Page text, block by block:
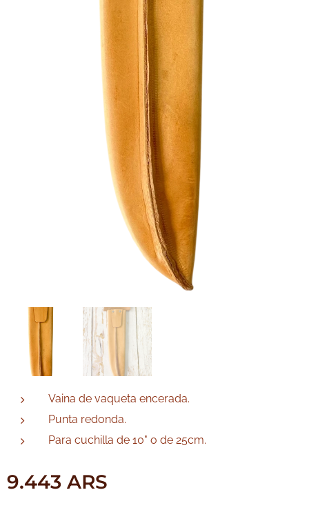
Vaina de vaqueta encerada.
Punta redonda.
Para cuchilla de 10" o de 25cm.
9.443 ARS